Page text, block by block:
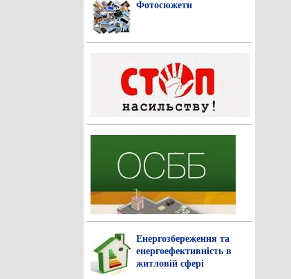
Фотосюжети
Енергозбереження та
енергоефективність в
житловій сфері